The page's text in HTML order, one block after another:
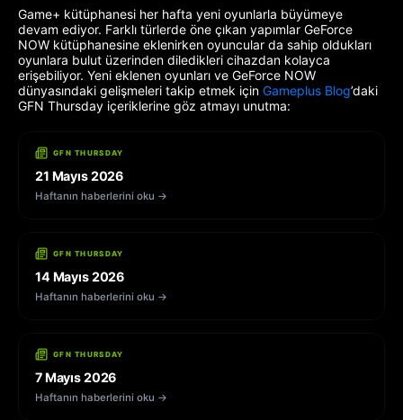
Game+ kütüphanesi her hafta yeni oyunlarla büyümeye
devam ediyor. Farklı türlerde öne çıkan yapımlar GeForce
NOW kütüphanesine eklenirken oyuncular da sahip oldukları
oyunlara bulut üzerinden diledikleri cihazdan kolayca
erişebiliyor. Yeni eklenen oyunları ve GeForce NOW
dünyasındaki gelişmeleri takip etmek için Gameplus Blog’daki
GFN Thursday içeriklerine göz atmayı unutma:
GFN THURSDAY
21 Mayıs 2026
Haftanın haberlerini oku →
GFN THURSDAY
14 Mayıs 2026
Haftanın haberlerini oku →
GFN THURSDAY
7 Mayıs 2026
Haftanın haberlerini oku →